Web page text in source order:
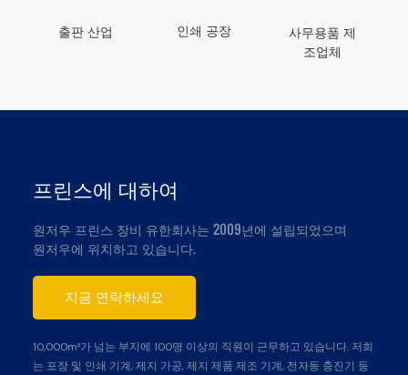
출판 산업 인쇄 공장
사무용품 제
조업체
프린스에 대하여
원저우 프린스 장비 유한회사는 2009년에 설립되었으며
원저우에 위치하고 있습니다.
지금 연락하세요
10,000m²가 넘는 부지에 100명 이상의 직원이 근무하고 있습니다. 저희
는 포장 및 인쇄 기계, 제지 가공, 제지 제품 제조 기계, 전자동 충진기 등